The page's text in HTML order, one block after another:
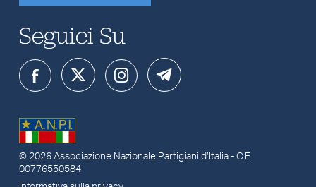
Seguici Su
© 2026 Associazione Nazionale Partigiani d’Italia- C.F.
00776550584